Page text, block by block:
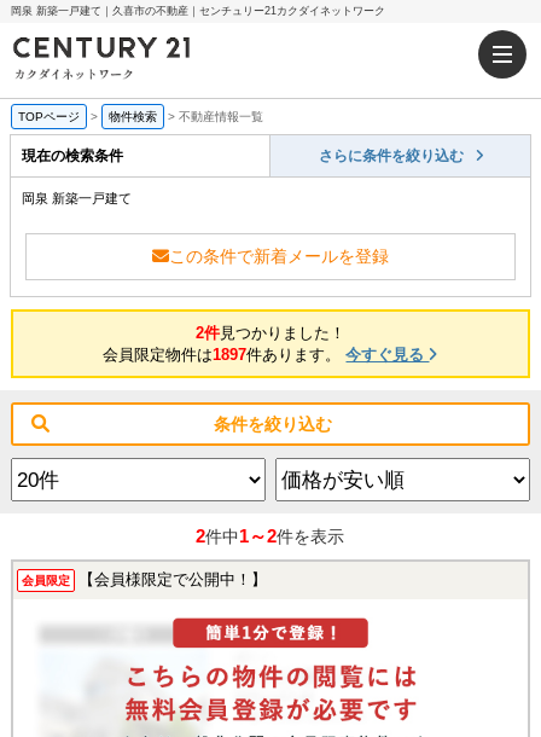
岡泉 新築一戸建て｜久喜市の不動産｜センチュリー21カクダイネットワーク
TOPページ > 物件検索 > 不動産情報一覧
現在の検索条件 さらに条件を絞り込む
岡泉 新築一戸建て
この条件で新着メールを登録
2件見つかりました！
会員限定物件は1897件あります。今すぐ見る
条件を絞り込む
2件中1～2件を表示
会員限定 【会員様限定で公開中！】